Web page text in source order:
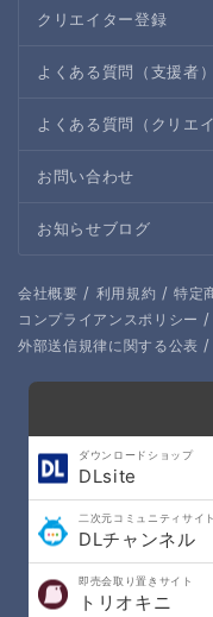
クリエイター登録
よくある質問（支援者）
よくある質問（クリエイ
お問い合わせ
お知らせブログ
会社概要 / 利用規約 / 特定
コンプライアンスポリシー /
外部送信規律に関する公表 /
ダウンロードショップ
DLsite
二次元コミュニティサイト
DLチャンネル
即売会取り置きサイト
トリオキニ